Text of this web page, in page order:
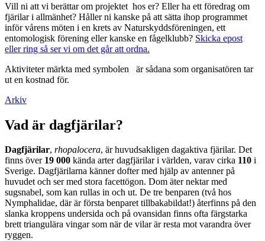
Vill ni att vi berättar om projektet hos er? Eller ha ett föredrag om
fjärilar i allmänhet? Håller ni kanske på att sätta ihop programmet
inför vårens möten i en krets av Naturskyddsföreningen, ett
entomologisk förening eller kanske en fågelklubb? Skicka epost
eller ring så ser vi om det går att ordna.
Aktiviteter märkta med symbolen
är sådana som organisatören tar
ut en kostnad för.
Arkiv
Vad är dagfjärilar?
Dagfjärilar, rhopalocera, är huvudsakligen dagaktiva fjärilar. Det
finns över 19 000 kända arter dagfjärilar i världen, varav cirka 110 i
Sverige. Dagfjärilarna känner dofter med hjälp av antenner på
huvudet och ser med stora facettögon. Dom äter nektar med
sugsnabel, som kan rullas in och ut. De tre benparen (två hos
Nymphalidae, där är första benparet tillbakabildat!) återfinns på den
slanka kroppens undersida och på ovansidan finns ofta färgstarka
brett triangulära vingar som när de vilar är resta mot varandra över
ryggen.